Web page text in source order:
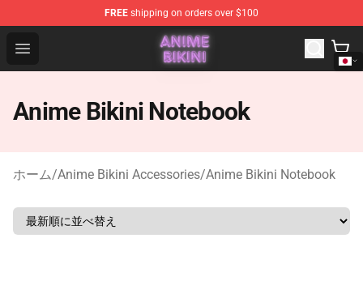
FREE shipping on orders over $100
Open menu
Anime Bikini Shop - The Best Store of Anime Bikini
Anime Bikini Notebook
ホーム/Anime Bikini Accessories/Anime Bikini Notebook